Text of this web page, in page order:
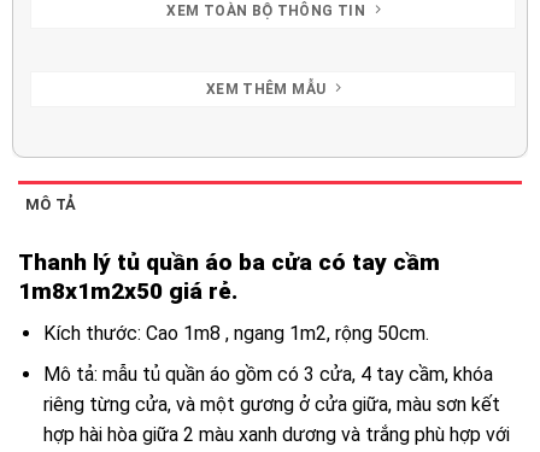
XEM TOÀN BỘ THÔNG TIN
XEM THÊM MẪU
MÔ TẢ
Thanh lý tủ quần áo ba cửa có tay cầm
1m8x1m2x50 giá rẻ.
Kích thước: Cao 1m8 , ngang 1m2, rộng 50cm.
Mô tả: mẫu tủ quần áo gồm có 3 cửa, 4 tay cầm, khóa
riêng từng cửa, và một gương ở cửa giữa, màu sơn kết
hợp hài hòa giữa 2 màu xanh dương và trắng phù hợp với